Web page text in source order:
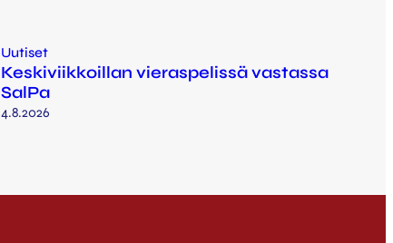
Uutiset
Keskiviikkoillan vieraspelissä vastassa
SalPa
4.8.2026